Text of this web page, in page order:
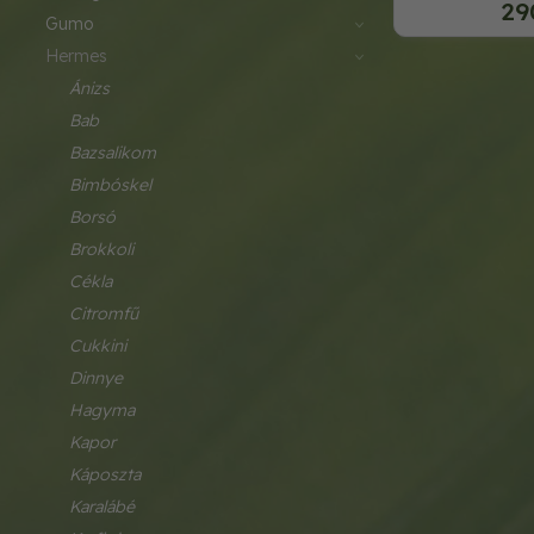
gumo
hermes
ánizs
bab
bazsalikom
bimbóskel
borsó
brokkoli
cékla
citromfű
cukkini
dinnye
hagyma
kapor
káposzta
karalábé